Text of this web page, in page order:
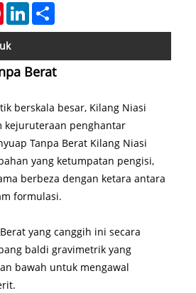
PinterestLinkedIn
Berat
berskala besar, Kilang Niasi
kejuruteraan penghantar
Tanpa Berat Kilang Niasi
yang ketumpatan pengisi,
berbeza dengan ketara antara
formulasi.
yang canggih ini secara
baldi gravimetrik yang
bawah untuk mengawal